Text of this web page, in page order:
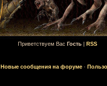
Приветствуем Вас Гость | RSS
Новые сообщения на форуме ·